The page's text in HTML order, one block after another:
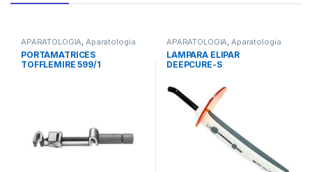
APARATOLOGIA Aparatologia
de Conservadora Varios
Instrumental
PORTAMATRICES
TOFFLEMIRE 599/1
APARATOLOGIA Aparatologia
de Conservadora
LAMPARA ELIPAR
DEEPCURE-S